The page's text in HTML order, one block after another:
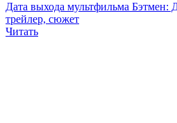
Дата выхода мультфильма Бэтмен:
трейлер, сюжет
Читать